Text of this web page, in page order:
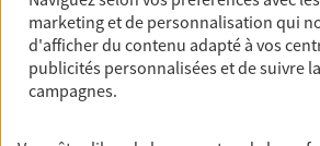
spécialement conçue pour la
Découvrir l'offre Retraite
Prévoyance
marketing et de personnalisation qui
d'afficher du contenu adapté à vos
publicités personnalisées et de suivre
campagnes.